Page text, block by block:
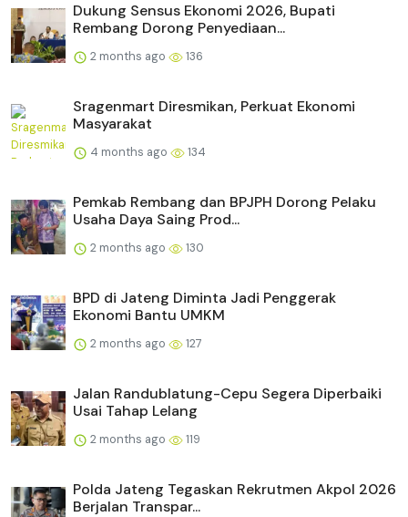
Dukung Sensus Ekonomi 2026, Bupati
Rembang Dorong Penyediaan...
2 months ago 136
Sragenmart Diresmikan, Perkuat Ekonomi
Masyarakat
4 months ago 134
Pemkab Rembang dan BPJPH Dorong Pelaku
Usaha Daya Saing Prod...
2 months ago 130
BPD di Jateng Diminta Jadi Penggerak
Ekonomi Bantu UMKM
2 months ago 127
Jalan Randublatung-Cepu Segera Diperbaiki
Usai Tahap Lelang
2 months ago 119
Polda Jateng Tegaskan Rekrutmen Akpol 2026
Berjalan Transpar...